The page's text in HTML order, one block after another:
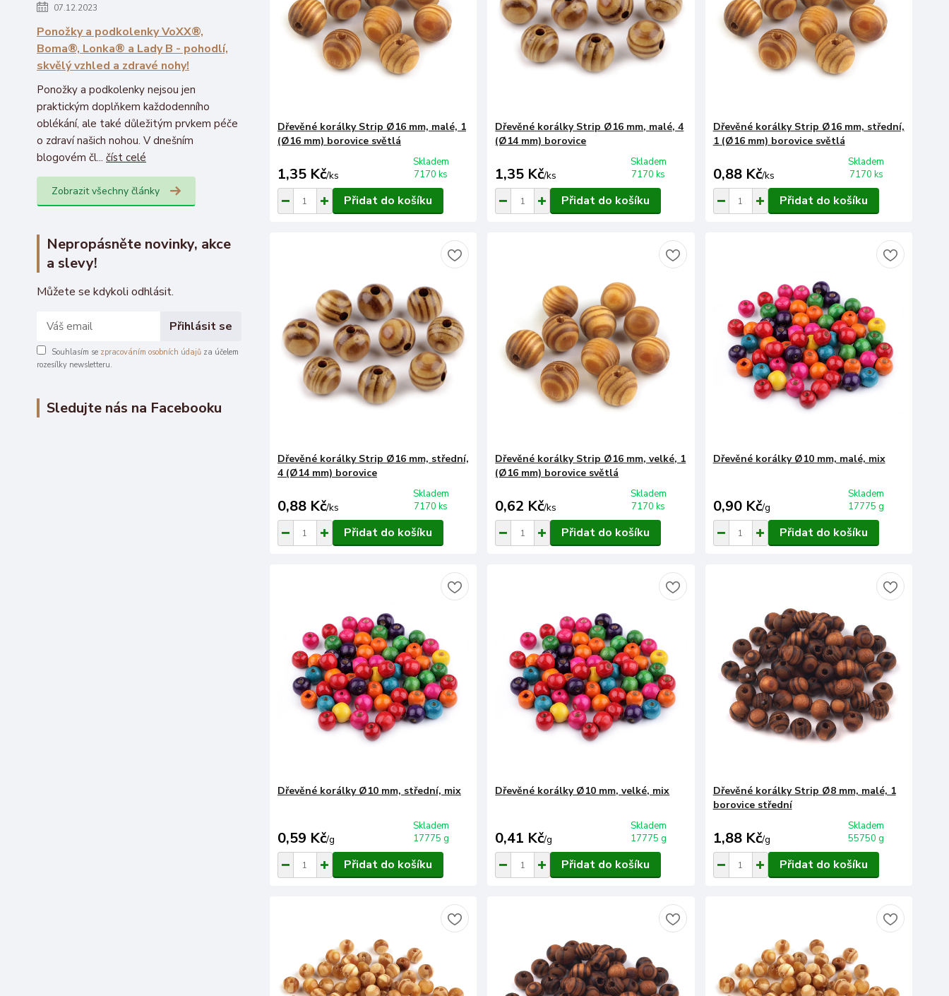
07.12.2023
Ponožky a podkolenky VoXX®,
Boma®, Lonka® a Lady B - pohodlí,
skvělý vzhled a zdravé nohy!
Ponožky a podkolenky nejsou jen
praktickým doplňkem každodenního
oblékání, ale také důležitým prvkem péče
o zdraví našich nohou. V dnešním
blogovém čl... číst celé
Zobrazit všechny články
Nepropásněte novinky, akce
a slevy!
Můžete se kdykoli odhlásit.
Přihlásit se
Souhlasím se zpracováním osobních údajů za účelem
rozesílky newsletteru.
Sledujte nás na Facebooku
Dřevěné korálky Strip Ø16 mm, malé, 1
(Ø16 mm) borovice světlá
1,35 Kč/ks
Skladem
7170 ks
Přidat do košíku
Dřevěné korálky Strip Ø16 mm, malé, 4
(Ø14 mm) borovice
1,35 Kč/ks
Skladem
7170 ks
Přidat do košíku
Dřevěné korálky Strip Ø16 mm, střední,
1 (Ø16 mm) borovice světlá
0,88 Kč/ks
Skladem
7170 ks
Přidat do košíku
Dřevěné korálky Strip Ø16 mm, střední,
4 (Ø14 mm) borovice
0,88 Kč/ks
Skladem
7170 ks
Přidat do košíku
Dřevěné korálky Strip Ø16 mm, velké, 1
(Ø16 mm) borovice světlá
0,62 Kč/ks
Skladem
7170 ks
Přidat do košíku
Dřevěné korálky Ø10 mm, malé, mix
0,90 Kč/g
Skladem
17775 g
Přidat do košíku
Dřevěné korálky Ø10 mm, střední, mix
0,59 Kč/g
Skladem
17775 g
Přidat do košíku
Dřevěné korálky Ø10 mm, velké, mix
0,41 Kč/g
Skladem
17775 g
Přidat do košíku
Dřevěné korálky Strip Ø8 mm, malé, 1
borovice střední
1,88 Kč/g
Skladem
55750 g
Přidat do košíku